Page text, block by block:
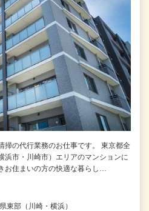
掃の代行業務のお仕事です。 東京都全
浜市・川崎市）エリアのマンションに
お住まいの方の快適な暮らし…
東部（川崎・横浜）